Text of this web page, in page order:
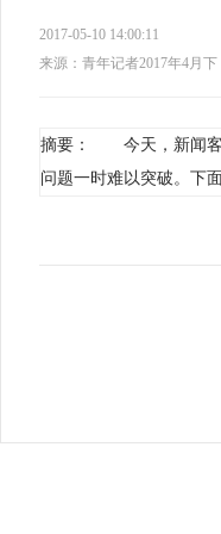
2017-05-10 14:00:11
来源：青年记者2017年4月下
摘要： 今天，新闻客
问题一时难以突破。下